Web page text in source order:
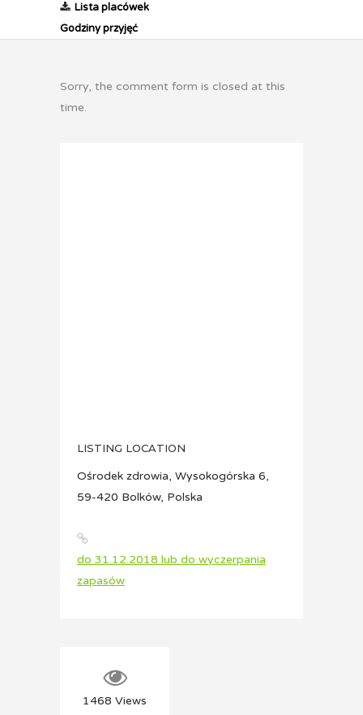
Lista placówek
Godziny przyjęć
Sorry, the comment form is closed at this
time.
LISTING LOCATION
Ośrodek zdrowia, Wysokogórska 6,
59-420 Bolków, Polska
do 31.12.2018 lub do wyczerpania
zapasów
1468 Views